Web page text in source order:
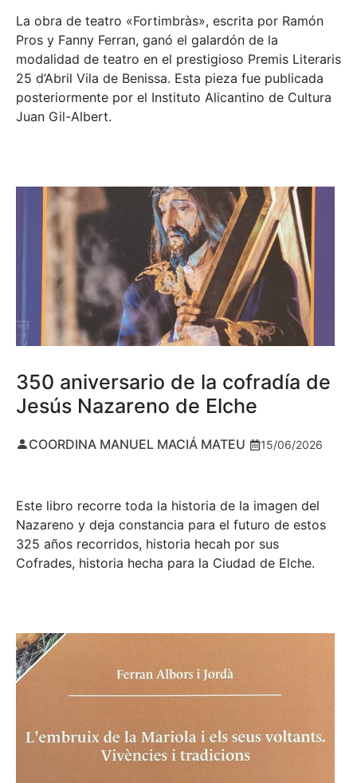
La obra de teatro «Fortimbràs», escrita por Ramón
Pros y Fanny Ferran, ganó el galardón de la
modalidad de teatro en el prestigioso Premis Literaris
25 d’Abril Vila de Benissa. Esta pieza fue publicada
posteriormente por el Instituto Alicantino de Cultura
Juan Gil-Albert.
350 aniversario de la cofradía de
Jesús Nazareno de Elche
COORDINA MANUEL MACIÁ MATEU 15/06/2026
Este libro recorre toda la historia de la imagen del
Nazareno y deja constancia para el futuro de estos
325 años recorridos, historia hecah por sus
Cofrades, historia hecha para la Ciudad de Elche.